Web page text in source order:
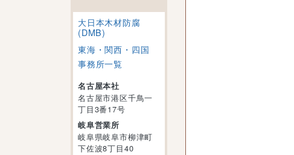
大日本木材防腐
(DMB)
東海・関西・四国
事務所一覧
名古屋本社
名古屋市港区千鳥一
丁目3番17号
岐阜営業所
岐阜県岐阜市柳津町
下佐波8丁目40